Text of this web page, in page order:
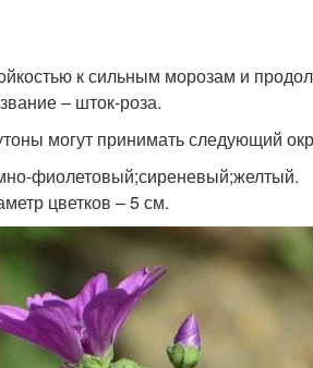
к сильным морозам и
– шток-роза.
могут принимать следующий
фиолетовый;сиреневый;желтый.
цветков – 5 см.